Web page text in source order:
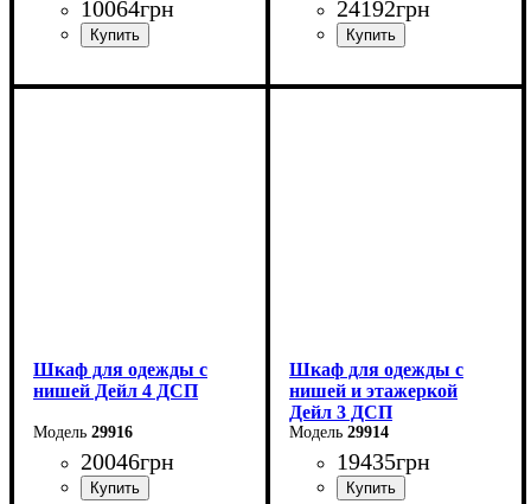
10064грн
Ширина: 121 см
24192грн
Ширина: 234 см
Шкаф для одежды с
нишей Дейл 4 ДСП
29916
20046грн
Шкаф для одежды с
нишей и этажеркой
Дейл 3 ДСП
29914
19435грн